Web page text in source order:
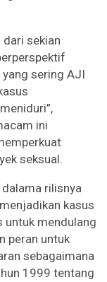
sekian
yang sering AJI
ini
seksual.
rilisnya
kasus
untuk mendulang
peran untuk
sebagaimana
1999 tentang